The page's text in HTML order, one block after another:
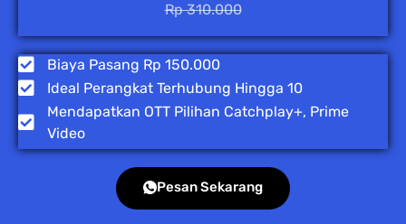
Rp 310.000
Biaya Pasang Rp 150.000
Ideal Perangkat Terhubung Hingga 10
Mendapatkan OTT Pilihan Catchplay+, Prime
Video
Pesan Sekarang